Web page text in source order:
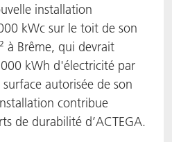
installation
kWc sur le toit de son
à Brême, qui devrait
kWh d'électricité par
autorisée de son
contribue
de durabilité d’ACTEGA.